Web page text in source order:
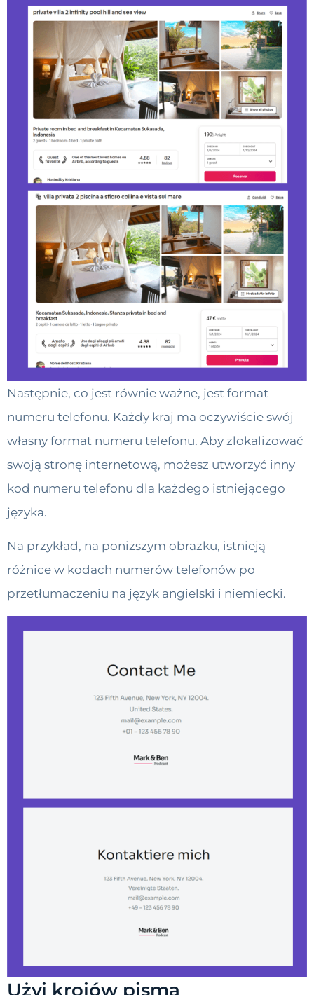
Następnie, co jest równie ważne, jest format
numeru telefonu. Każdy kraj ma oczywiście swój
własny format numeru telefonu. Aby zlokalizować
swoją stronę internetową, możesz utworzyć inny
kod numeru telefonu dla każdego istniejącego
języka.
Na przykład, na poniższym obrazku, istnieją
różnice w kodach numerów telefonów po
przetłumaczeniu na język angielski i niemiecki.
Użyj krojów pisma